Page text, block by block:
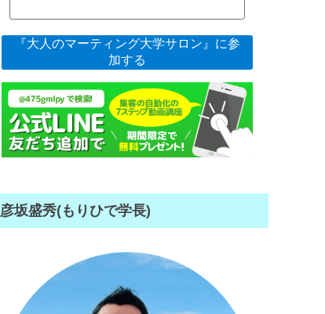
『大人のマーティング大学サロン』に参
加する
彦坂盛秀(もりひで学長)